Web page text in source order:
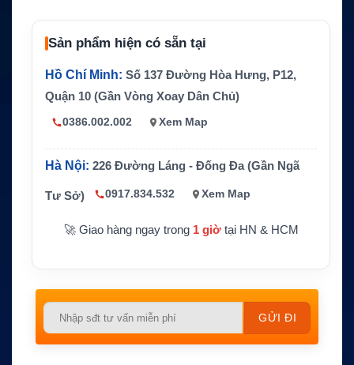
Dung lư
ợng
Chứng
Không có thông tin xác thực
tương t
hích
9000, GP900, GP1200, HT1000, JT1000, MT
S2000
Chức n
Cung cấp nguồn điện cho bộ đàm
Sản phẩm hiện có sẵn tại
Hồ Chí Minh: Số 137 Đường Hòa Hưng, P12,
Quận 10 (Gần Vòng Xoay Dân Chủ)
0386.002.002 Xem Map
Hà Nội: 226 Đường Láng - Đống Đa (Gần Ngã
Tư Sở) 0917.834.532 Xem Map
🚀 Giao hàng ngay trong 1 giờtại HN & HCM
Please